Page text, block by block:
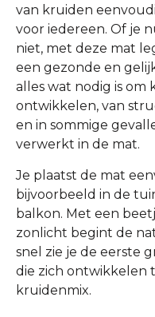
van kruiden
voor iedereen. Of je
niet, met deze mat
een gezonde en
alles wat nodig is
ontwikkelen, van
en in sommige
verwerkt in de mat.
Je plaatst de mat
bijvoorbeeld in de
balkon. Met een
zonlicht begint de
snel zie je de eerste
die zich ontwikkelen
kruidenmix.